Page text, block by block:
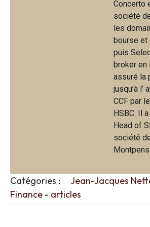
Concerto
société
les
bourse et
puis
broker en
assuré la
jusqu’à l’
CCF par
HSBC. Il
Head of
société
Catégories :
Jean-Jacques
Finance - articles